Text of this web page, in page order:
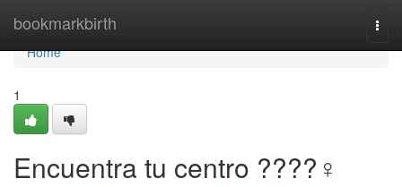
bookmarkbirth
Home
Home
1
Encuentra tu centro ????‍♀️